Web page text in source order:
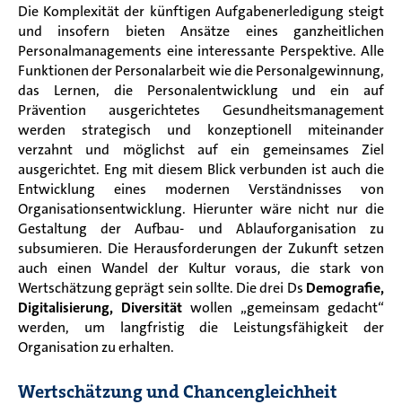
Die Komplexität der künftigen Aufgabenerledigung steigt
und insofern bieten Ansätze eines ganzheitlichen
Personalmanagements eine interessante Perspektive. Alle
Funktionen der Personalarbeit wie die Personalgewinnung,
das Lernen, die Personalentwicklung und ein auf
Prävention ausgerichtetes Gesundheitsmanagement
werden strategisch und konzeptionell miteinander
verzahnt und möglichst auf ein gemeinsames Ziel
ausgerichtet. Eng mit diesem Blick verbunden ist auch die
Entwicklung eines modernen Verständnisses von
Organisationsentwicklung. Hierunter wäre nicht nur die
Gestaltung der Aufbau- und Ablauforganisation zu
subsumieren. Die Herausforderungen der Zukunft setzen
auch einen Wandel der Kultur voraus, die stark von
Wertschätzung geprägt sein sollte. Die drei Ds Demografie,
Digitalisierung, Diversität wollen „gemeinsam gedacht“
werden, um langfristig die Leistungsfähigkeit der
Organisation zu erhalten.
Wertschätzung und Chancengleichheit